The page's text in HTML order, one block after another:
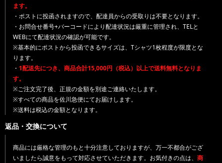
ます。
・ポストに投函されますので、配達員からの受取りは不要となります。
・お問合せ番号+バーコードにより配達状況は厳重に管理され、TELと
WEBにて配達状況の確認が可能です。
※基本的にポストから投函できるサイズは、Tシャツ1枚程度が限度とな
ります。
・ 1配送先につき、商品合計15,000円（税込）以上で送料無料となりま
す。
※ご注文完了後、正規の金額を別途ご連絡いたします。
※すべての商品を佐川急便にてお届けします。
※送料は税込の金額となります。
返品・交換について
商品には厳格な管理のもと十分注意しておりますが、万一不都合がござ
いましたら誠意をもって対応させていただきます。お気付きの点は、 商